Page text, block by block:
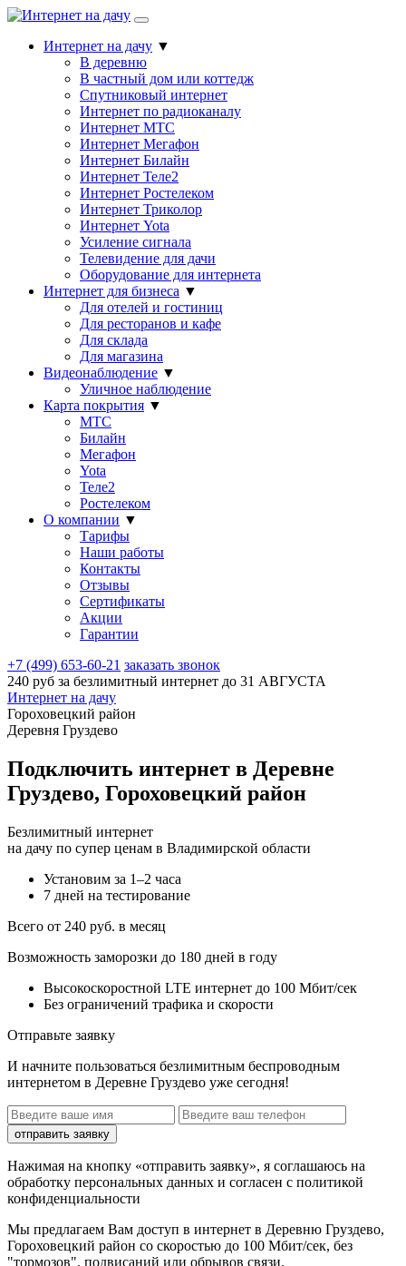
Интернет на дачу ▼
В деревню
В частный дом или коттедж
Спутниковый интернет
Интернет по радиоканалу
Интернет МТС
Интернет Мегафон
Интернет Билайн
Интернет Теле2
Интернет Ростелеком
Интернет Триколор
Интернет Yota
Усиление сигнала
Телевидение для дачи
Оборудование для интернета
Интернет для бизнеса ▼
Для отелей и гостиниц
Для ресторанов и кафе
Для склада
Для магазина
Видеонаблюдение ▼
Уличное наблюдение
Карта покрытия ▼
МТС
Билайн
Мегафон
Yota
Теле2
Ростелеком
О компании ▼
Тарифы
Наши работы
Контакты
Отзывы
Сертификаты
Акции
Гарантии
+7 (499) 653-60-21 заказать звонок
240 руб за безлимитный интернет до 31 АВГУСТА
Интернет на дачу
Гороховецкий район
Деревня Груздево
Подключить интернет в Деревне
Груздево, Гороховецкий район
Безлимитный интернет
на дачу по супер ценам в Владимирской области
Установим за 1–2 часа
7 дней на тестирование
Всего от 240 руб. в месяц
Возможность заморозки до 180 дней в году
Высокоскоростной LTE интернет до 100 Мбит/сек
Без ограничений трафика и скорости
Отправьте заявку
И начните пользоваться безлимитным беспроводным
интернетом в Деревне Груздево уже сегодня!
отправить заявку
Нажимая на кнопку «отправить заявку», я соглашаюсь на
обработку персональных данных и согласен с политикой
конфиденциальности
Мы предлагаем Вам доступ в интернет в Деревню Груздево,
Гороховецкий район со скоростью до 100 Мбит/сек, без
"тормозов", подвисаний или обрывов связи.